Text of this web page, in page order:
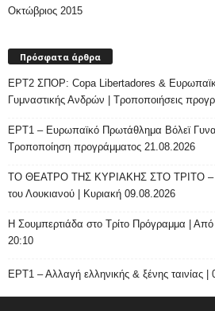
Οκτώβριος 2015
Πρόσφατα άρθρα
ΕΡΤ2 ΣΠΟΡ: Copa Libertadores &
Γυμναστικής Ανδρών | Τροποποιήσεις
ΕΡΤ1 – Ευρωπαϊκό Πρωτάθλημα Βόλεϊ
Τροποποίηση προγράμματος 21.08.2026
ΤΟ ΘΕΑΤΡΟ ΤΗΣ ΚΥΡΙΑΚΗΣ ΣΤΟ ΤΡΙΤΟ –
του Λουκιανού | Κυριακή 09.08.2026
H Σουμπερτιάδα στο Τρίτο Πρόγραμμα |
20:10
ΕΡΤ1 – Αλλαγή ελληνικής & ξένης ταινίας